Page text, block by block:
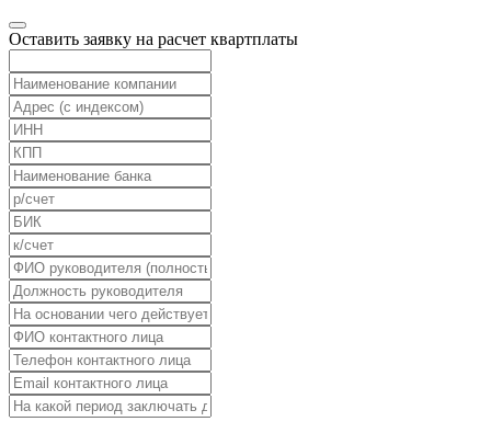
Оставить заявку на расчет квартплаты